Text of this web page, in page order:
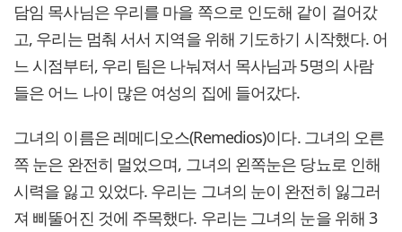
담임 목사님은 우리를 마을 쪽으로 인도해 같이 걸어갔
고, 우리는 멈춰 서서 지역을 위해 기도하기 시작했다. 어
느 시점부터, 우리 팀은 나눠져서 목사님과 5명의 사람
들은 어느 나이 많은 여성의 집에 들어갔다.
그녀의 이름은 레메디오스(Remedios)이다. 그녀의 오른
쪽 눈은 완전히 멀었으며, 그녀의 왼쪽눈은 당뇨로 인해
시력을 잃고 있었다. 우리는 그녀의 눈이 완전히 잃그러
져 삐뚤어진 것에 주목했다. 우리는 그녀의 눈을 위해 3